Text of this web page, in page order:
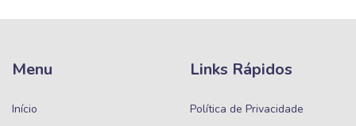
Menu
Início
Links Rápidos
Política de Privacidade